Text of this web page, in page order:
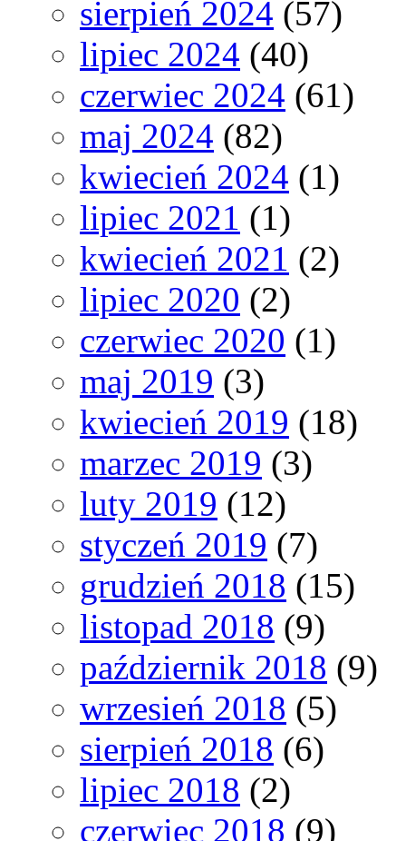
sierpień 2024 (57)
lipiec 2024 (40)
czerwiec 2024 (61)
maj 2024 (82)
kwiecień 2024 (1)
lipiec 2021 (1)
kwiecień 2021 (2)
lipiec 2020 (2)
czerwiec 2020 (1)
maj 2019 (3)
kwiecień 2019 (18)
marzec 2019 (3)
luty 2019 (12)
styczeń 2019 (7)
grudzień 2018 (15)
listopad 2018 (9)
październik 2018 (9)
wrzesień 2018 (5)
sierpień 2018 (6)
lipiec 2018 (2)
czerwiec 2018 (9)